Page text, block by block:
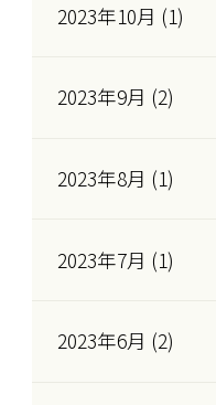
2023年10月 (1)
2023年9月 (2)
2023年8月 (1)
2023年7月 (1)
2023年6月 (2)